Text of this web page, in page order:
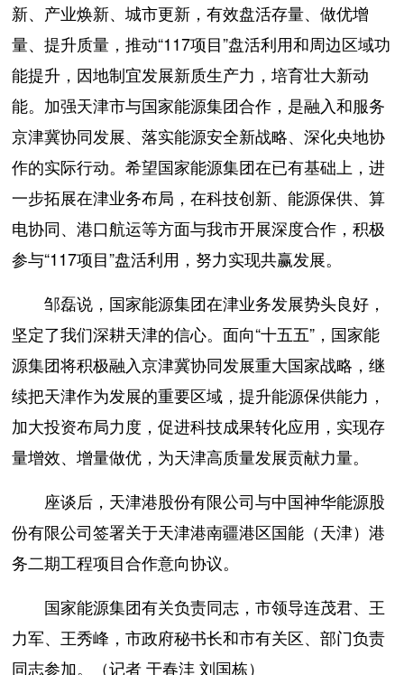
新、产业焕新、城市更新，有效盘活存量、做优增
量、提升质量，推动“117项目”盘活利用和周边区域功
能提升，因地制宜发展新质生产力，培育壮大新动
能。加强天津市与国家能源集团合作，是融入和服务
京津冀协同发展、落实能源安全新战略、深化央地协
作的实际行动。希望国家能源集团在已有基础上，进
一步拓展在津业务布局，在科技创新、能源保供、算
电协同、港口航运等方面与我市开展深度合作，积极
参与“117项目”盘活利用，努力实现共赢发展。
邹磊说，国家能源集团在津业务发展势头良好，
坚定了我们深耕天津的信心。面向“十五五”，国家能
源集团将积极融入京津冀协同发展重大国家战略，继
续把天津作为发展的重要区域，提升能源保供能力，
加大投资布局力度，促进科技成果转化应用，实现存
量增效、增量做优，为天津高质量发展贡献力量。
座谈后，天津港股份有限公司与中国神华能源股
份有限公司签署关于天津港南疆港区国能（天津）港
务二期工程项目合作意向协议。
国家能源集团有关负责同志，市领导连茂君、王
力军、王秀峰，市政府秘书长和市有关区、部门负责
同志参加。（记者 于春沣 刘国栋）